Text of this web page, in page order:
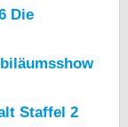
Die
Staffel 2